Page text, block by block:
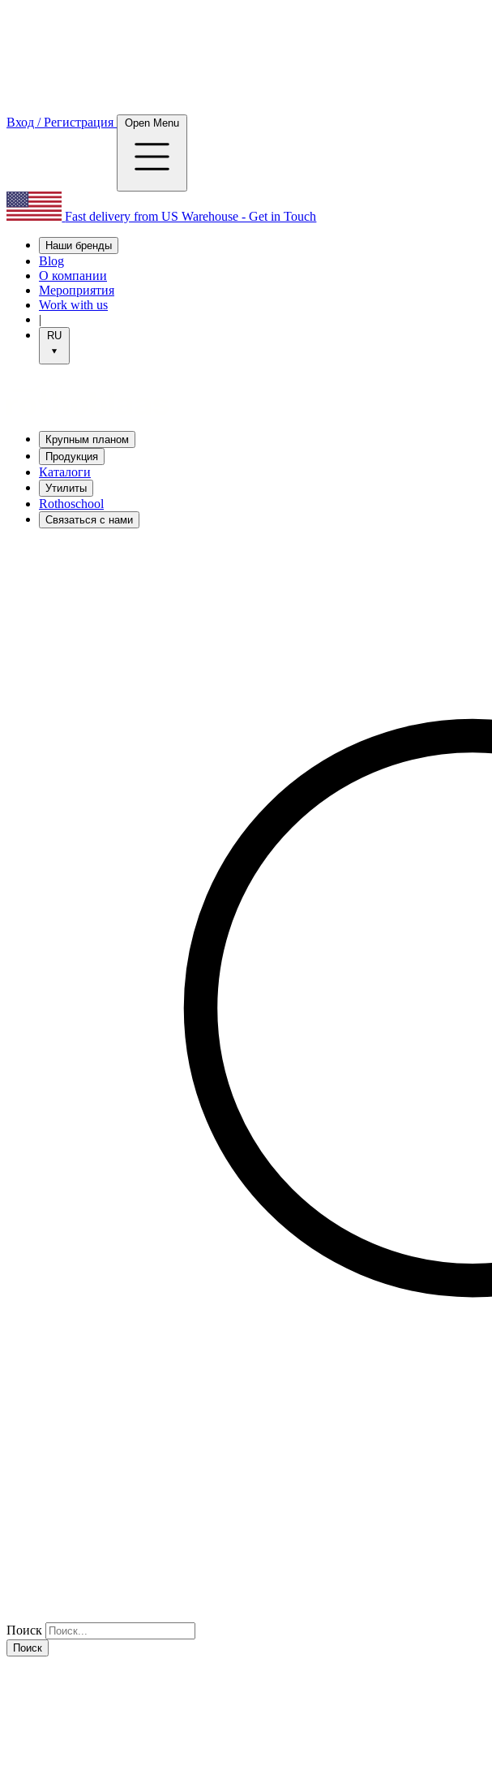
Вход / Регистрация Open Menu
Fast delivery from US Warehouse - Get in Touch
Наши бренды
Blog
О компании
Мероприятия
Work with us
|
RU
Крупным планом
Продукция
Каталоги
Утилиты
Rothoschool
Связаться с нами
Поиск
Поиск